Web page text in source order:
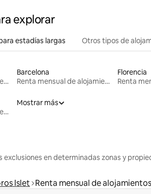
explorar
estadías largas Otros tipos de
Renta mensual de alojamientos
Barcelona
Renta mensual de alojamientos
Florencia
Renta mensual de alojamientos
Mostrar más
exclusiones en determinadas zonas y
Islet Renta mensual de alojamientos